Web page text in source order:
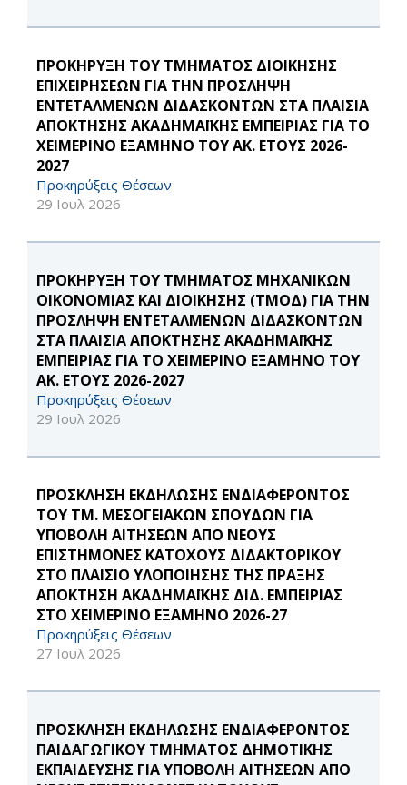
ΠΡΟΚΗΡΥΞΗ ΤΟΥ ΤΜΗΜΑΤΟΣ ΔΙΟΙΚΗΣΗΣ
ΕΠΙΧΕΙΡΗΣΕΩΝ ΓΙΑ ΤΗΝ ΠΡΟΣΛΗΨΗ
ΕΝΤΕΤΑΛΜΕΝΩΝ ΔΙΔΑΣΚΟΝΤΩΝ ΣΤΑ ΠΛΑΙΣΙΑ
ΑΠΟΚΤΗΣΗΣ ΑΚΑΔΗΜΑΪΚΗΣ ΕΜΠΕΙΡΙΑΣ ΓΙΑ ΤΟ
ΧΕΙΜΕΡΙΝΟ ΕΞΑΜΗΝΟ ΤΟΥ ΑΚ. ΕΤΟΥΣ 2026-
2027
Προκηρύξεις Θέσεων
29 Ιουλ 2026
ΠΡΟΚΗΡΥΞΗ ΤΟΥ ΤΜΗΜΑΤΟΣ ΜΗΧΑΝΙΚΩΝ
ΟΙΚΟΝΟΜΙΑΣ ΚΑΙ ΔΙΟΙΚΗΣΗΣ (ΤΜΟΔ) ΓΙΑ ΤΗΝ
ΠΡΟΣΛΗΨΗ ΕΝΤΕΤΑΛΜΕΝΩΝ ΔΙΔΑΣΚΟΝΤΩΝ
ΣΤΑ ΠΛΑΙΣΙΑ ΑΠΟΚΤΗΣΗΣ ΑΚΑΔΗΜΑΪΚΗΣ
ΕΜΠΕΙΡΙΑΣ ΓΙΑ ΤΟ ΧΕΙΜΕΡΙΝΟ ΕΞΑΜΗΝΟ ΤΟΥ
ΑΚ. ΕΤΟΥΣ 2026-2027
Προκηρύξεις Θέσεων
29 Ιουλ 2026
ΠΡΟΣΚΛΗΣΗ ΕΚΔΗΛΩΣΗΣ ΕΝΔΙΑΦΕΡΟΝΤΟΣ
ΤΟΥ ΤΜ. ΜΕΣΟΓΕΙΑΚΩΝ ΣΠΟΥΔΩΝ ΓΙΑ
ΥΠΟΒΟΛΗ ΑΙΤΗΣΕΩΝ ΑΠΟ ΝΕΟΥΣ
ΕΠΙΣΤΗΜΟΝΕΣ ΚΑΤΟΧΟΥΣ ΔΙΔΑΚΤΟΡΙΚΟΥ
ΣΤΟ ΠΛΑΙΣΙΟ ΥΛΟΠΟΙΗΣΗΣ ΤΗΣ ΠΡΑΞΗΣ
ΑΠΟΚΤΗΣΗ ΑΚΑΔΗΜΑΪΚΗΣ ΔΙΔ. ΕΜΠΕΙΡΙΑΣ
ΣΤΟ ΧΕΙΜΕΡΙΝΟ ΕΞΑΜΗΝΟ 2026-27
Προκηρύξεις Θέσεων
27 Ιουλ 2026
ΠΡΟΣΚΛΗΣΗ ΕΚΔΗΛΩΣΗΣ ΕΝΔΙΑΦΕΡΟΝΤΟΣ
ΠΑΙΔΑΓΩΓΙΚΟΥ ΤΜΗΜΑΤΟΣ ΔΗΜΟΤΙΚΗΣ
ΕΚΠΑΙΔΕΥΣΗΣ ΓΙΑ ΥΠΟΒΟΛΗ ΑΙΤΗΣΕΩΝ ΑΠΟ